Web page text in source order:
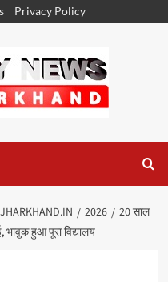
Privacy Policy
2026
20 साल
भावुक हुआ पूरा विद्यालय